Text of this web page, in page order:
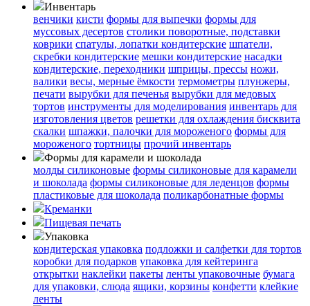
Инвентарь
венчики кисти формы для выпечки формы для
муссовых десертов столики поворотные, подставки
коврики cпатулы, лопатки кондитерские шпатели,
скребки кондитерские мешки кондитерские насадки
кондитерские, переходники шприцы, прессы ножи,
валики весы, мерные ёмкости термометры плунжеры,
печати вырубки для печенья вырубки для медовых
тортов инструменты для моделирования инвентарь для
изготовления цветов решетки для охлаждения бисквита
скалки шпажки, палочки для мороженого формы для
мороженого тортницы прочий инвентарь
Формы для карамели и шоколада
молды силиконовые формы силиконовые для карамели
и шоколада формы силиконовые для леденцов формы
пластиковые для шоколада поликарбонатные формы
Креманки
Пищевая печать
Упаковка
кондитерская упаковка подложки и салфетки для тортов
коробки для подарков упаковка для кейтеринга
открытки наклейки пакеты ленты упаковочные бумага
для упаковки, слюда ящики, корзины конфетти клейкие
ленты